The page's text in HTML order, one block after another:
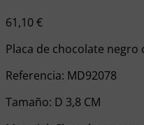
61,10€
Placa de chocolate negro
Referencia: MD92078
Tamaño: D 3,8 CM